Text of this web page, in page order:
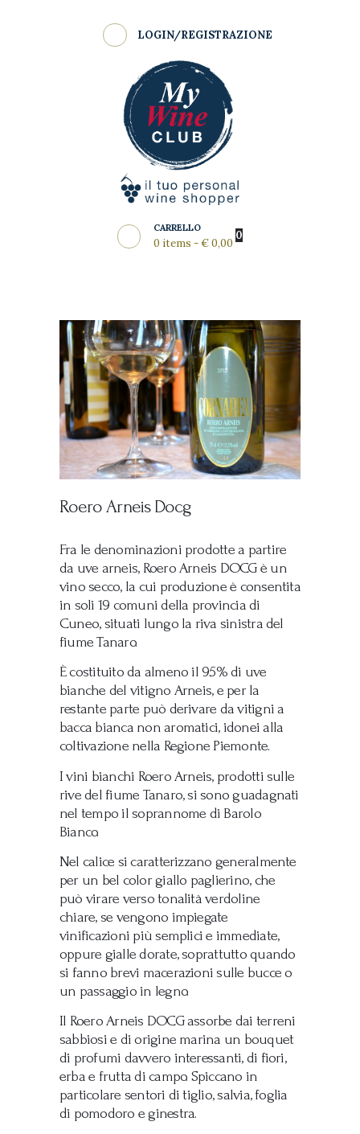
LOGIN/REGISTRAZIONE
CARRELLO
0 items -€ 0,00
0
MY WINE CLUB
Come Funziona
Roero Arneis Docg
Fra le denominazioni prodotte a partire
da uve arneis, Roero Arneis DOCG è un
vino secco, la cui produzione è consentita
in soli 19 comuni della provincia di
Cuneo, situati lungo la riva sinistra del
fiume Tanaro.
È costituito da almeno il 95% di uve
bianche del vitigno Arneis, e per la
restante parte può derivare da vitigni a
bacca bianca non aromatici, idonei alla
coltivazione nella Regione Piemonte.
I vini bianchi Roero Arneis, prodotti sulle
rive del fiume Tanaro, si sono guadagnati
nel tempo il ​​soprannome di Barolo
Bianco.
Nel calice si caratterizzano generalmente
per un bel color giallo paglierino, che
può virare verso tonalità verdoline
chiare, se vengono impiegate
vinificazioni più semplici e immediate,
oppure gialle dorate, soprattutto quando
si fanno brevi macerazioni sulle bucce o
un passaggio in legno.
Il Roero Arneis DOCG assorbe dai terreni
sabbiosi e di origine marina un bouquet
di profumi davvero interessanti, di fiori,
erba e frutta di campo. Spiccano in
particolare sentori di tiglio, salvia, foglia
di pomodoro e ginestra.